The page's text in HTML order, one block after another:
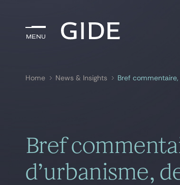
Menu
Menu
Home News & Insights
Bref
d’urbanisme,